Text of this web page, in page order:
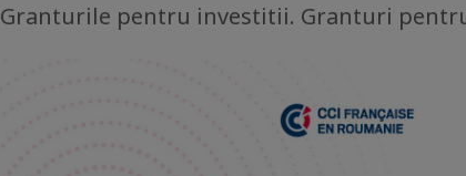
Granturile pentru investitii. Granturi